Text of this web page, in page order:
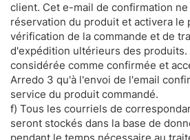
client. Cet e-mail de confirmation
réservation du produit et activera le
vérification de la commande et de
d'expédition ultérieurs des produits.
considérée comme confirmée et
Arredo 3 qu'à l'envoi de l'email
service du produit commandé.
f) Tous les courriels de
seront stockés dans la base de